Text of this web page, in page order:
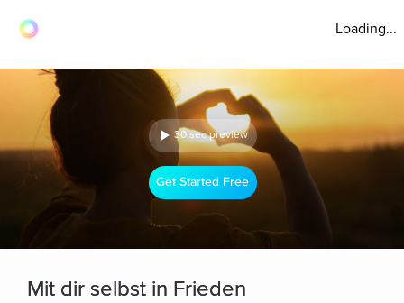
Loading...
30 sec preview
Get Started Free
Mit dir selbst in Frieden